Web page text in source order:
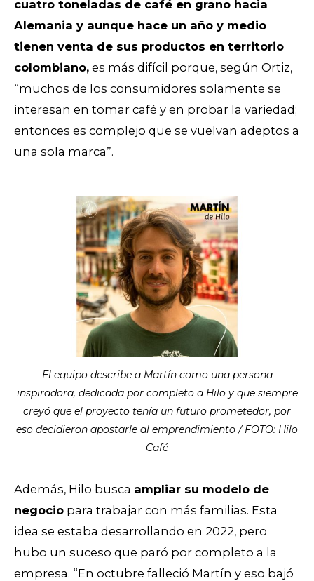
cuatro toneladas de café en grano hacia
Alemania y aunque hace un año y medio
tienen venta de sus productos en territorio
colombiano, es más difícil porque, según Ortiz,
“muchos de los consumidores solamente se
interesan en tomar café y en probar la variedad;
entonces es complejo que se vuelvan adeptos a
una sola marca”.
El equipo describe a Martín como una persona
inspiradora, dedicada por completo a Hilo y que siempre
creyó que el proyecto tenía un futuro prometedor, por
eso decidieron apostarle al emprendimiento / FOTO: Hilo
Café
Además, Hilo busca ampliar su modelo de
negocio para trabajar con más familias. Esta
idea se estaba desarrollando en 2022, pero
hubo un suceso que paró por completo a la
empresa. “En octubre falleció Martín y eso bajó